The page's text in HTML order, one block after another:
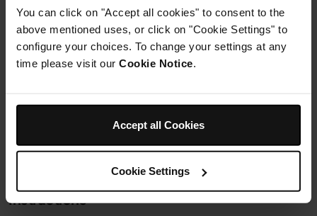
You can click on "Accept all cookies" to consent to the
above mentioned uses, or click on "Cookie Settings" to
configure your choices. To change your settings at any
time please visit our Cookie Notice
Accept all Cookies
Cookie Settings
3
gousses d'ail
1/2 cuillère à café
poudre de curcuma
1/2 cuillère à café
garam masala
1 cuillère à soupe
jus de citron
Instructions